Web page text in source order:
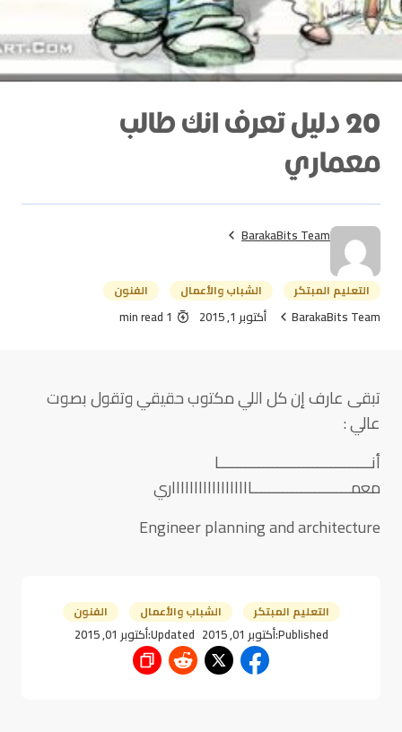
20 دليل تعرف انك طالب
معماري
BarakaBits Team
التعليم المبتكر الشباب والأعمال الفنون
BarakaBits Team أكتوبر 1, 2015 1 min read
تبقى عارف إن كل اللي مكتوب حقيقي وتقول بصوت
عالي :
أنــــــــــــــــــــــــــــــــــا
معمــــــــــــــــــــــااااااااااااااااااري
Engineer planning and architecture
التعليم المبتكر الشباب والأعمال الفنون
Published:أكتوبر 01, 2015 Updated:أكتوبر 01, 2015